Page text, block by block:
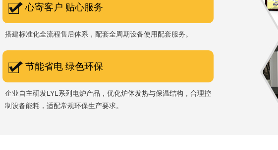
心寄客户 贴心服务
搭建标准化全流程售后体系，配套全周期设备使用配套服务。
节能省电 绿色环保
企业自主研发LYL系列电炉产品，优化炉体发热与保温结构，合理控
制设备能耗，适配常规环保生产要求。